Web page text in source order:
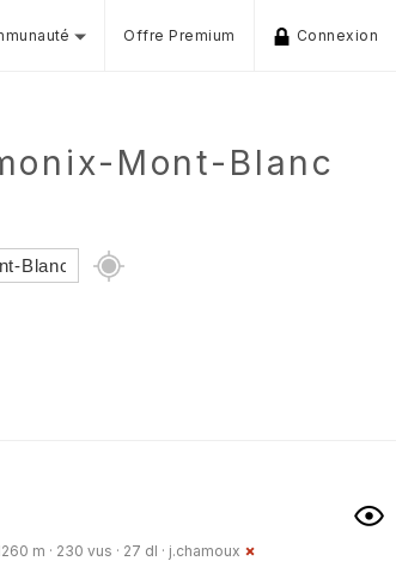
Offre Premium Connexion
Mont-Blanc
m · 230 vus · 27 dl · j.chamoux